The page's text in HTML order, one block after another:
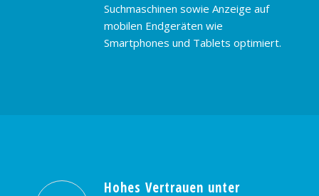
Suchmaschinen sowie Anzeige auf
mobilen Endgeräten wie
Smartphones und Tablets optimiert.
Hohes Vertrauen unter